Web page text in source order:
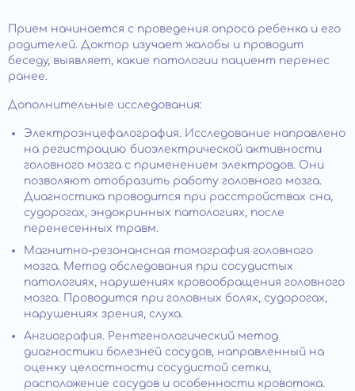
Прием начинается с проведения опроса ребенка и его
родителей. Доктор изучает жалобы и проводит
беседу, выявляет, какие патологии пациент перенес
ранее.
Дополнительные исследования:
Электроэнцефалография. Исследование направлено
на регистрацию биоэлектрической активности
головного мозга с применением электродов. Они
позволяют отобразить работу головного мозга.
Диагностика проводится при расстройствах сна,
судорогах, эндокринных патологиях, после
перенесенных травм.
Магнитно-резонансная томография головного
мозга. Метод обследования при сосудистых
патологиях, нарушениях кровообращения головного
мозга. Проводится при головных болях, судорогах,
нарушениях зрения, слуха.
Ангиография. Рентгенологический метод
диагностики болезней сосудов, направленный на
оценку целостности сосудистой сетки,
расположение сосудов и особенности кровотока.